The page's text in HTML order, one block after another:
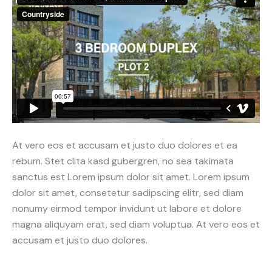
At vero eos et accusam et justo duo dolores et ea
rebum. Stet clita kasd gubergren, no sea takimata
sanctus est Lorem ipsum dolor sit amet. Lorem ipsum
dolor sit amet, consetetur sadipscing elitr, sed diam
nonumy eirmod tempor invidunt ut labore et dolore
magna aliquyam erat, sed diam voluptua. At vero eos et
accusam et justo duo dolores.